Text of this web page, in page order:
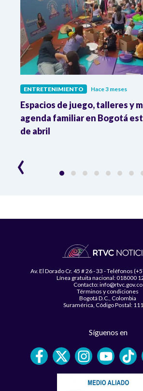
ENTRETENIMIENTO Hace 3 meses
Espacios de juego, talleres y
agenda familiar en Bogotá
de abril
‹
Av. El Dorado Cr. 45 # 26 - 33 - Teléfonos
Línea gratuita nacional: 018000
Contacto: info@rtvc.gov.co
Términos y condiciones
Bogotá D.C., Colombia
Suramérica, Código Postal:
Síguenos en